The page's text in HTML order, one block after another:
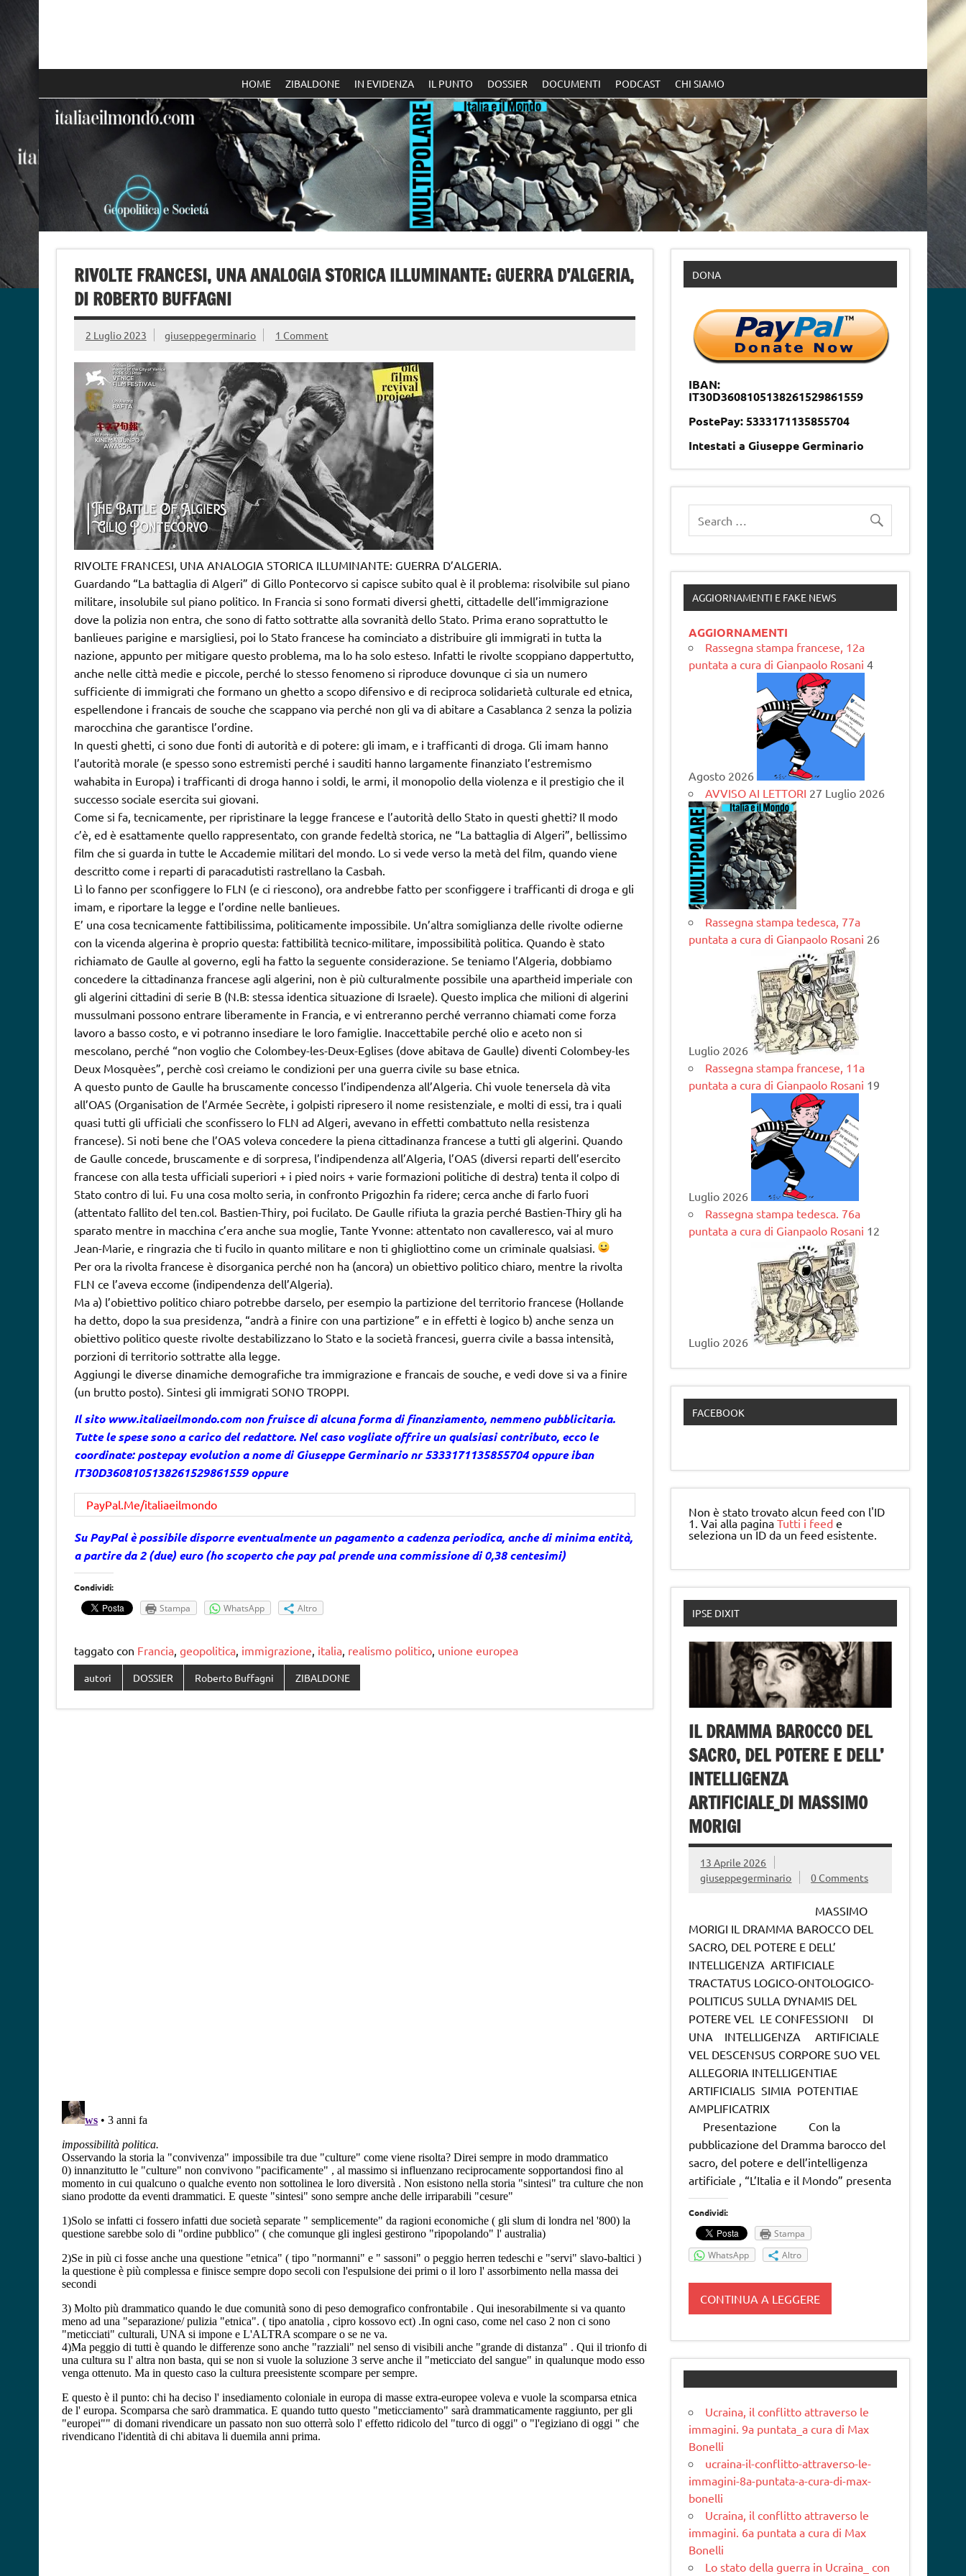
HOME ZIBALDONE IN EVIDENZA IL PUNTO DOSSIER DOCUMENTI PODCAST CHI SIAMO
RIVOLTE FRANCESI, UNA ANALOGIA STORICA ILLUMINANTE: GUERRA D’ALGERIA,
DI ROBERTO BUFFAGNI
2 Luglio 2023 giuseppegerminario 1 Comment
RIVOLTE FRANCESI, UNA ANALOGIA STORICA ILLUMINANTE: GUERRA D’ALGERIA.
Guardando “La battaglia di Algeri” di Gillo Pontecorvo si capisce subito qual è il problema: risolvibile sul piano
militare, insolubile sul piano politico. In Francia si sono formati diversi ghetti, cittadelle dell’immigrazione
dove la polizia non entra, che sono di fatto sottratte alla sovranità dello Stato. Prima erano soprattutto le
banlieues parigine e marsigliesi, poi lo Stato francese ha cominciato a distribuire gli immigrati in tutta la
nazione, appunto per mitigare questo problema, ma lo ha solo esteso. Infatti le rivolte scoppiano dappertutto,
anche nelle città medie e piccole, perché lo stesso fenomeno si riproduce dovunque ci sia un numero
sufficiente di immigrati che formano un ghetto a scopo difensivo e di reciproca solidarietà culturale ed etnica,
espellendone i francais de souche che scappano via perché non gli va di abitare a Casablanca 2 senza la polizia
marocchina che garantisce l’ordine.
In questi ghetti, ci sono due fonti di autorità e di potere: gli imam, e i trafficanti di droga. Gli imam hanno
l’autorità morale (e spesso sono estremisti perché i sauditi hanno largamente finanziato l’estremismo
wahabita in Europa) i trafficanti di droga hanno i soldi, le armi, il monopolio della violenza e il prestigio che il
successo sociale esercita sui giovani.
Come si fa, tecnicamente, per ripristinare la legge francese e l’autorità dello Stato in questi ghetti? Il modo
c’è, ed è esattamente quello rappresentato, con grande fedeltà storica, ne “La battaglia di Algeri”, bellissimo
film che si guarda in tutte le Accademie militari del mondo. Lo si vede verso la metà del film, quando viene
descritto come i reparti di paracadutisti rastrellano la Casbah.
Lì lo fanno per sconfiggere lo FLN (e ci riescono), ora andrebbe fatto per sconfiggere i trafficanti di droga e gli
imam, e riportare la legge e l’ordine nelle banlieues.
E’ una cosa tecnicamente fattibilissima, politicamente impossibile. Un’altra somiglianza delle rivolte odierne
con la vicenda algerina è proprio questa: fattibilità tecnico-militare, impossibilità politica. Quando è stato
richiamato de Gaulle al governo, egli ha fatto la seguente considerazione. Se teniamo l’Algeria, dobbiamo
concedere la cittadinanza francese agli algerini, non è più culturalmente possibile una apartheid imperiale con
gli algerini cittadini di serie B (N.B: stessa identica situazione di Israele). Questo implica che milioni di algerini
mussulmani possono entrare liberamente in Francia, e vi entreranno perché verranno chiamati come forza
lavoro a basso costo, e vi potranno insediare le loro famiglie. Inaccettabile perché olio e aceto non si
mescolano, perché “non voglio che Colombey-les-Deux-Eglises (dove abitava de Gaulle) diventi Colombey-les
Deux Mosquèes”, perchè così creiamo le condizioni per una guerra civile su base etnica.
A questo punto de Gaulle ha bruscamente concesso l’indipendenza all’Algeria. Chi vuole tenersela dà vita
all’OAS (Organisation de l’Armée Secrète, i golpisti ripresero il nome resistenziale, e molti di essi, tra i quali
quasi tutti gli ufficiali che sconfissero lo FLN ad Algeri, avevano in effetti combattuto nella resistenza
francese). Si noti bene che l’OAS voleva concedere la piena cittadinanza francese a tutti gli algerini. Quando
de Gaulle concede, bruscamente e di sorpresa, l’indipendenza all’Algeria, l’OAS (diversi reparti dell’esercito
francese con alla testa ufficiali superiori + i pied noirs + varie formazioni politiche di destra) tenta il colpo di
Stato contro di lui. Fu una cosa molto seria, in confronto Prigozhin fa ridere; cerca anche di farlo fuori
(attentato fallito del ten.col. Bastien-Thiry, poi fucilato. De Gaulle rifiuta la grazia perché Bastien-Thiry gli ha
sparato mentre in macchina c’era anche sua moglie, Tante Yvonne: attentato non cavalleresco, vai al muro
Jean-Marie, e ringrazia che ti fucilo in quanto militare e non ti ghigliottino come un criminale qualsiasi.
Per ora la rivolta francese è disorganica perché non ha (ancora) un obiettivo politico chiaro, mentre la rivolta
FLN ce l’aveva eccome (indipendenza dell’Algeria).
Ma a) l’obiettivo politico chiaro potrebbe darselo, per esempio la partizione del territorio francese (Hollande
ha detto, dopo la sua presidenza, “andrà a finire con una partizione” e in effetti è logico b) anche senza un
obiettivo politico queste rivolte destabilizzano lo Stato e la società francesi, guerra civile a bassa intensità,
porzioni di territorio sottratte alla legge.
Aggiungi le diverse dinamiche demografiche tra immigrazione e francais de souche, e vedi dove si va a finire
(un brutto posto). Sintesi gli immigrati SONO TROPPI.
Il sito www.italiaeilmondo.comnon fruisce di alcuna forma di finanziamento, nemmeno pubblicitaria.
Tutte le spese sono a carico del redattore. Nel caso vogliate offrire un qualsiasi contributo, ecco le
coordinate: postepay evolution a nome di Giuseppe Germinario nr 5333171135855704 oppure iban
IT30D3608105138261529861559 oppure
PayPal.Me/italiaeilmondo
Su PayPal è possibile disporre eventualmente un pagamento a cadenza periodica, anche di minima entità,
a partire da 2 (due) euro (ho scoperto che pay pal prende una commissione di 0,38 centesimi)
Condividi:
Stampa WhatsApp Altro
taggato con Francia, geopolitica, immigrazione, italia, realismo politico, unione europea
autori DOSSIER Roberto Buffagni ZIBALDONE
DONA
IBAN:
IT30D3608105138261529861559
PostePay: 5333171135855704
Intestati a Giuseppe Germinario
AGGIORNAMENTI E FAKE NEWS
AGGIORNAMENTI
Rassegna stampa francese, 12a
puntata a cura di Gianpaolo Rosani 4
Agosto 2026
AVVISO AI LETTORI 27 Luglio 2026
Rassegna stampa tedesca, 77a
puntata a cura di Gianpaolo Rosani 26
Luglio 2026
Rassegna stampa francese, 11a
puntata a cura di Gianpaolo Rosani 19
Luglio 2026
Rassegna stampa tedesca. 76a
puntata a cura di Gianpaolo Rosani 12
Luglio 2026
FACEBOOK
Non è stato trovato alcun feed con l'ID
1. Vai alla paginaTutti i feed e
seleziona un ID da un feed esistente.
IPSE DIXIT
IL DRAMMA BAROCCO DEL
SACRO, DEL POTERE E DELL’
INTELLIGENZA
ARTIFICIALE_DI MASSIMO
MORIGI
13 Aprile 2026
giuseppegerminario
0 Comments
MASSIMO
MORIGI IL DRAMMA BAROCCO DEL
SACRO, DEL POTERE E DELL’
INTELLIGENZA ARTIFICIALE
TRACTATUS LOGICO-ONTOLOGICO-
POLITICUS SULLA DYNAMIS DEL
POTERE VEL LE CONFESSIONI DI
UNA INTELLIGENZA ARTIFICIALE
VEL DESCENSUS CORPORE SUO VEL
ALLEGORIA INTELLIGENTIAE
ARTIFICIALIS SIMIA POTENTIAE
AMPLIFICATRIX
Presentazione Con la
pubblicazione del Dramma barocco del
sacro, del potere e dell’intelligenza
artificiale , “L’Italia e il Mondo” presenta
Condividi:
Stampa
WhatsApp
Altro
CONTINUA A LEGGERE
Ucraina, il conflitto attraverso le
immagini. 9a puntata_a cura di Max
Bonelli
ucraina-il-conflitto-attraverso-le-
immagini-8a-puntata-a-cura-di-max-
bonelli
Ucraina, il conflitto attraverso le
immagini. 6a puntata a cura di Max
Bonelli
Lo stato della guerra in Ucraina_ con